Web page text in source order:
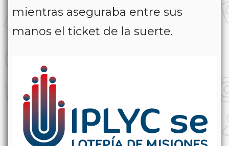
mientras aseguraba entre sus
manos el ticket de la suerte.